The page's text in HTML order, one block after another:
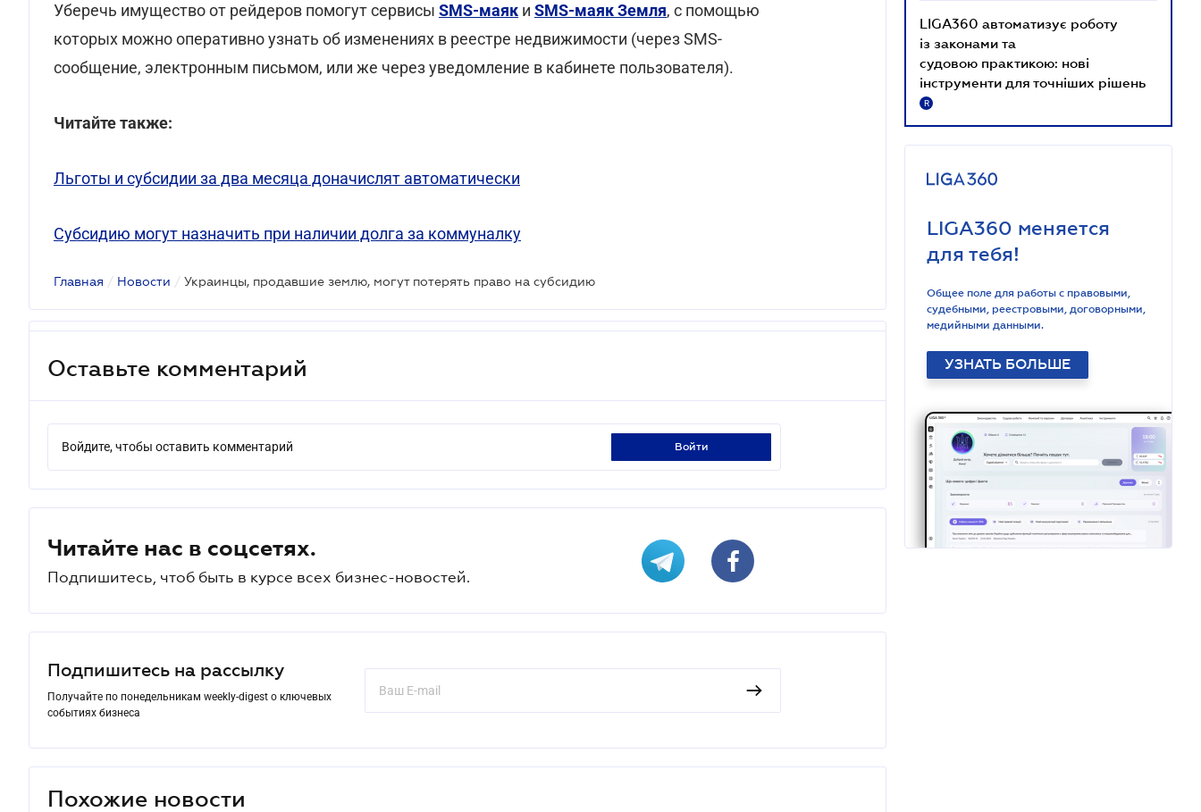
Уберечь имущество от рейдеров помогут сервисы SMS-маяк и SMS-маяк Земля, с помощью
которых можно оперативно узнать об изменениях в реестре недвижимости (через SMS-
сообщение, электронным письмом, или же через уведомление в кабинете пользователя).
Читайте также:
Льготы и субсидии за два месяца доначислят автоматически
Cубсидию могут назначить при наличии долга за коммуналку
Главная / Новости / Украинцы, продавшие землю, могут потерять право на субсидию
Оставьте комментарий
Войдите, чтобы оставить комментарий войти
Читайте нас в соцсетях.
Подпишитесь, чтоб быть в курсе всех бизнес-новостей.
Подпишитесь на рассылку
Получайте по понедельникам weekly-digest о ключевых
событиях бизнеса
Похожие новости
LIGA360 автоматизує роботу
із законами та
судовою практикою: нові
інструменти для точніших рішень
R
LIGA360 меняется
для тебя!
Общее поле для работы с правовыми,
судебными, реестровыми, договорными,
медийными данными.
УЗНАТЬ БОЛЬШЕ